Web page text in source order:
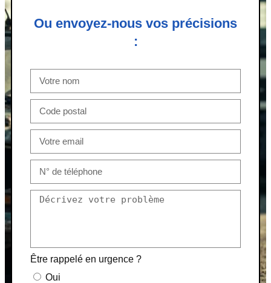
Ou envoyez-nous vos précisions
:
Être rappelé en urgence ?
Oui